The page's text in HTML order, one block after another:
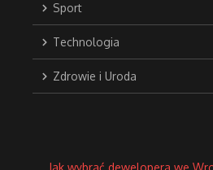
Sport
Technologia
Zdrowie i Uroda